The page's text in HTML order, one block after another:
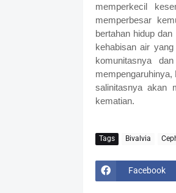
memperkecil
memperbesar
bertahan hidup
kehabisan air
komunitasnya
mempengaruhinya,
salinitasnya akan
kematian.
Tags Bivalvia
Facebook